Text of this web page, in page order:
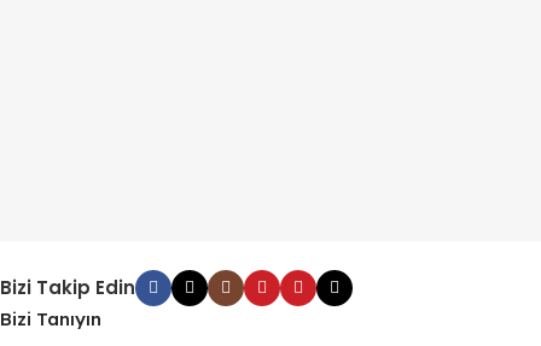
Bizi Takip Edin
Bizi Tanıyın